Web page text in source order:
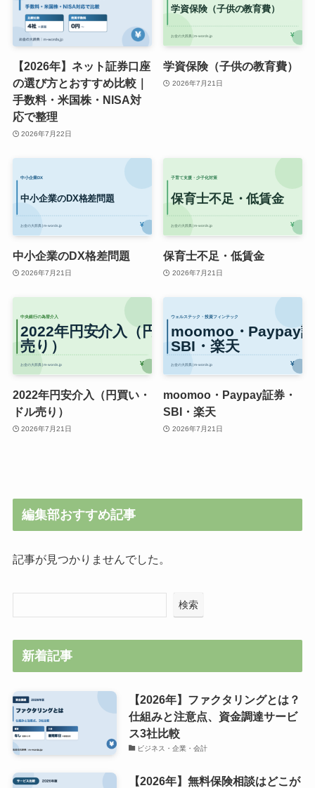
【2026年】ネット証券口座
の選び方とおすすめ比較｜
手数料・米国株・NISA対
応で整理
2026年7月22日
学資保険（子供の教育費）
2026年7月21日
中小企業のDX格差問題
2026年7月21日
保育士不足・低賃金
2026年7月21日
2022年円安介入（円買い・
ドル売り）
2026年7月21日
moomoo・Paypay証券・
SBI・楽天
2026年7月21日
編集部おすすめ記事
記事が見つかりませんでした。
検索
新着記事
【2026年】ファクタリングとは？
仕組みと注意点、資金調達サービ
ス3社比較
ビジネス・企業・会計
【2026年】無料保険相談はどこが